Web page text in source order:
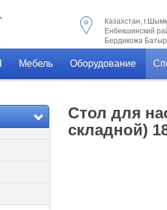
Казахстан,
Енбекшинский
Бердикожа
Мебель Оборудование
Стол для
складной)